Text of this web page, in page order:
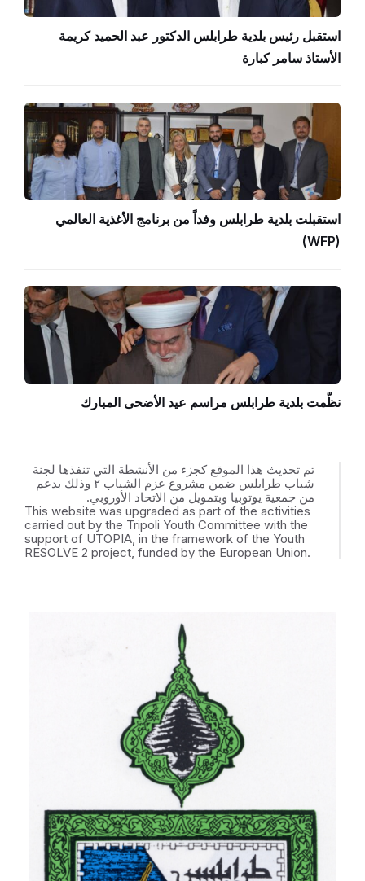
استقبل رئيس بلدية طرابلس الدكتور عبد الحميد كريمة
الأستاذ سامر كبارة
استقبلت بلدية طرابلس وفداً من برنامج الأغذية العالمي
(WFP)
نظّمت بلدية طرابلس مراسم عيد الأضحى المبارك
تم تحديث هذا الموقع كجزء من الأنشطة التي تنفذها لجنة
شباب طرابلس ضمن مشروع عزم الشباب ٢ وذلك بدعم
من جمعية يوتوبيا وبتمويل من الاتحاد الأوروبي.
This website was upgraded as part of the activities
carried out by the Tripoli Youth Committee with the
support of UTOPIA, in the framework of the Youth
RESOLVE 2 project, funded by the European Union.